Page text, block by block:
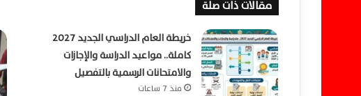
مقالات ذات صلة
خريطة العام الدراسي الجديد 2027
كاملة.. مواعيد الدراسة والإجازات
والامتحانات الرسمية بالتفصيل
منذ 7 ساعات